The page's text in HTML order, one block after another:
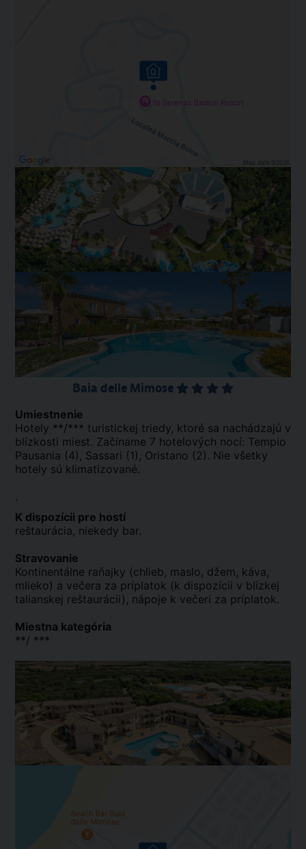
Baia delle Mimose
Umiestnenie
Hotely **/*** turistickej triedy, ktoré sa nachádzajú v
blízkosti miest. Začíname 7 hotelových nocí: Tempio
Pausania (4), Sassari (1), Oristano (2). Nie všetky
hotely sú klimatizované.
.
K dispozícii pre hostí
reštaurácia, niekedy bar.
Stravovanie
Kontinentálne raňajky (chlieb, maslo, džem, káva,
mlieko) a večera za príplatok (k dispozícii v blízkej
talianskej reštaurácii), nápoje k večeri za príplatok.
Miestna kategória
**/ ***